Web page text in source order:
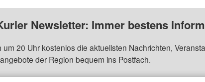
Newsletter: Immer bestens
um 20 Uhr kostenlos die aktuellsten Nachrichten,
der Region bequem ins Postfach.